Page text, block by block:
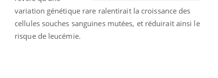
variation génétique rare ralentirait la croissance des
cellules souches sanguines mutées, et réduirait ainsi le
risque de leucémie.